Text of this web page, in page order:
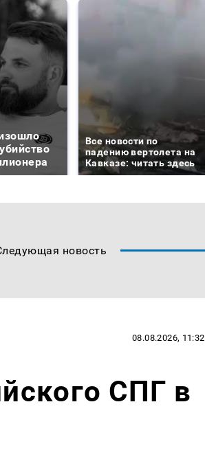
Все новости по
падению вертолета на
Кавказе: читать здесь
новость
08.08.2026, 11:32
СПГ в